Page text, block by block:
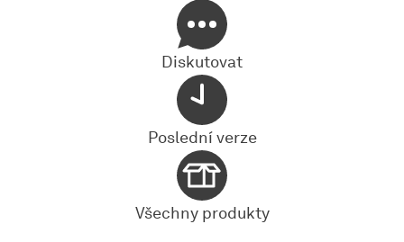
Diskutovat
Poslední verze
Všechny produkty